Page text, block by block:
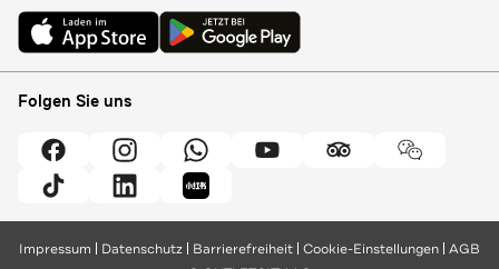
Folgen Sie uns
Impressum Datenschutz Barrierefreiheit Cookie-Einstellungen AGB